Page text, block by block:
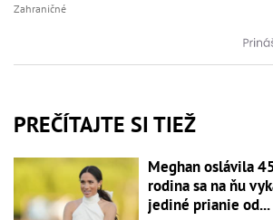
Zahraničné
PREČÍTAJTE SI TIEŽ
Meghan oslávila
rodina sa na ňu
jediné prianie od...